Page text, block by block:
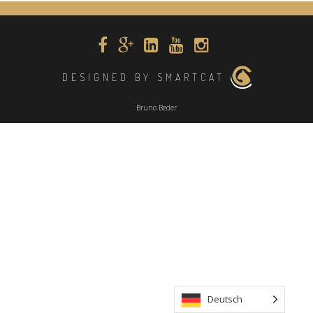
DESIGNED BY SMARTCAT
Bruno Beder
Deutsch